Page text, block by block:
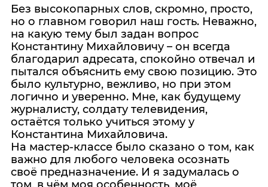
Без высокопарных слов, скромно, просто,
но о главном говорил наш гость. Неважно,
на какую тему был задан вопрос
Константину Михайловичу – он всегда
благодарил адресата, спокойно отвечал и
пытался объяснить ему свою позицию. Это
было культурно, вежливо, но при этом
логично и уверенно. Мне, как будущему
журналисту, солдату телевидения,
остаётся только учиться этому у
Константина Михайловича.
На мастер-классе было сказано о том, как
важно для любого человека осознать
своё предназначение. И я задумалась о